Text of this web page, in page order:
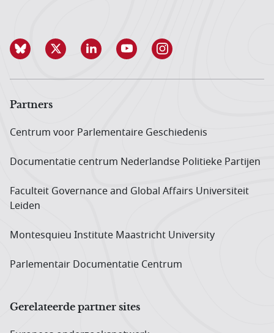
Partners
Centrum voor Parlementaire Geschiedenis
Documentatie centrum Neder­landse Politieke Partijen
Faculteit Governance and Global Affairs Universiteit
Leiden
Montesquieu Institute Maastricht University
Parlementair Documentatie Centrum
Gerelateerde partner sites